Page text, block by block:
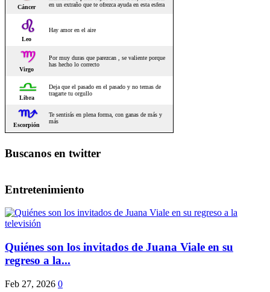
Buscanos en twitter
Entretenimiento
Quiénes son los invitados de Juana Viale en su
regreso a la...
Feb 27, 2026 0